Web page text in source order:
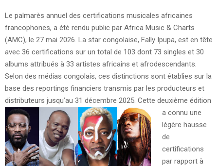
Le palmarès annuel des certifications musicales africaines
francophones, a été rendu public par Africa Music & Charts
(AMC), le 27 mai 2026. La star congolaise, Fally Ipupa, est en tête
avec 36 certifications sur un total de 103 dont 73 singles et 30
albums attribués à 33 artistes africains et afrodescendants.
Selon des médias congolais, ces distinctions sont établies sur la
base des reportings financiers transmis par les producteurs et
distributeurs jusqu’au 31 décembre 2025. Cette deuxième édition
a connu une
légère hausse
de
certifications
par rapport à